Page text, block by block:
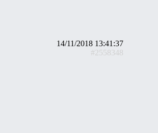
14/11/2018 13:41:37
#2558348